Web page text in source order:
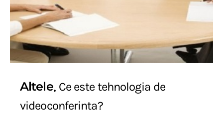
Altele Ce este tehnologia de
videoconferinta?